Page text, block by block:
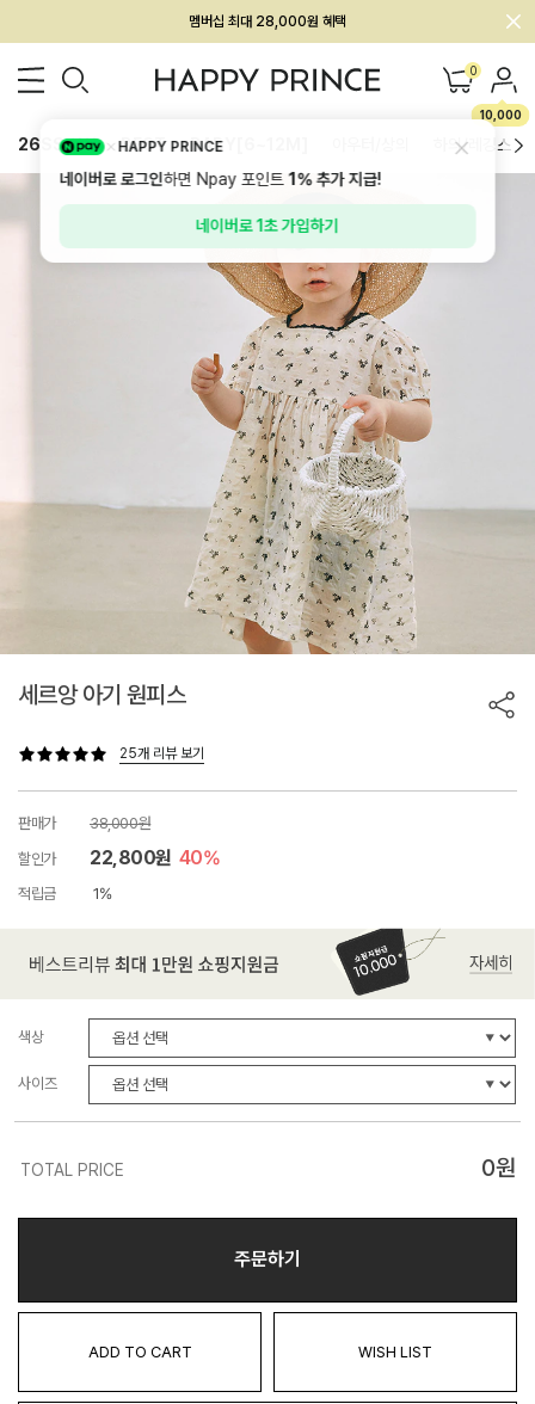
회원전용 아울렛, 가입하면 ~60% 할인!
멤버십 최대 28,000원 혜택 0
10,000
26SS 신상 BEST BABY[6~12M] 하의/레깅스
세르앙 아기 원피스
25개 리뷰 보기
판매가
38,000원
할인가
22,800원 40%
적립금 1%
색상
사이즈
TOTAL PRICE 0원
주문하기
ADD TO CART WISH LIST
HAPPY PRINCE
네이버로 로그인하면 Npay 포인트1%추가 지급!
네이버로 1초 가입하기